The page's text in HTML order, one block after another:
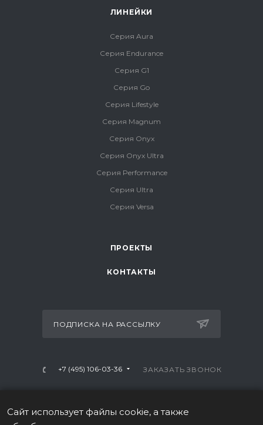
ЛИНЕЙКИ
Серия Aura
Серия Endurance
Серия G1
Серия Go
Серия Lifestyle
Серия Magnum
Серия Onyx
Серия Onyx Ultra
Серия Performance
Серия Ultra
Серия Versa
ПРОЕКТЫ
КОНТАКТЫ
ПОДПИСКА НА РАССЫЛКУ
+7 (495) 106-03-36 ЗАКАЗАТЬ ЗВОНОК
г. Москва, Варшавское ш., 28А, 1 этаж
Сайт использует файлы cookie, а также